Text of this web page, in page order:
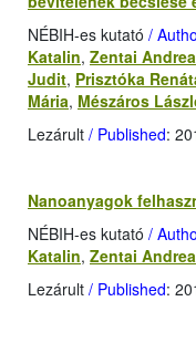
NÉBIH-es kutató /
Katalin, Zentai Andrea
Judit, Prisztóka
Mária, Mészáros
Lezárult / Published:
Nanoanyagok
NÉBIH-es kutató /
Katalin, Zentai Andrea
Lezárult / Published: